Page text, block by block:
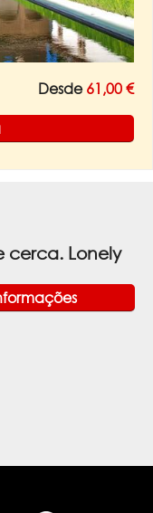
Desde 61,00 €
cerca. Lonely